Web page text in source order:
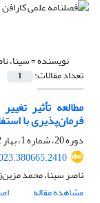
نویسنده =سینا،
تعداد مقالات: 1
مطالعه تأثیر
فرمان‌پذیری با
دوره 20، شماره 1، بهار 1402، صفحه
ناصر سینا، محمد
مشاهده مقاله